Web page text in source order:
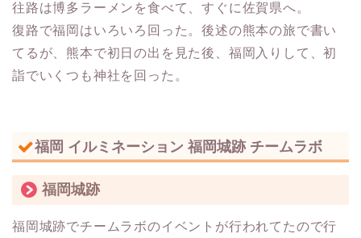
往路は博多ラーメンを食べて、すぐに佐賀県へ。
復路で福岡はいろいろ回った。後述の熊本の旅で書い
てるが、熊本で初日の出を見た後、福岡入りして、初
詣でいくつも神社を回った。
福岡 イルミネーション 福岡城跡 チームラボ
福岡城跡
福岡城跡でチームラボのイベントが行われてたので行